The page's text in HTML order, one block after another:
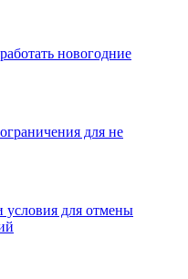
новогодние
для не
условия для отмены